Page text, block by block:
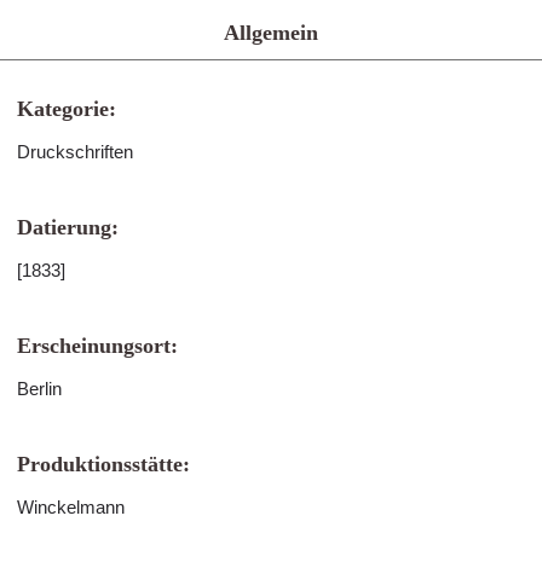
Allgemein
Kategorie:
Druckschriften
Datierung:
[1833]
Erscheinungsort:
Berlin
Produktionsstätte:
Winckelmann